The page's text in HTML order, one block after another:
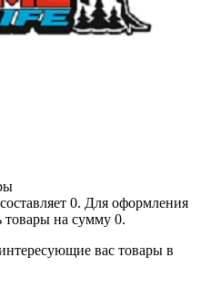
0. Для оформления
товары на сумму 0.
вас товары в